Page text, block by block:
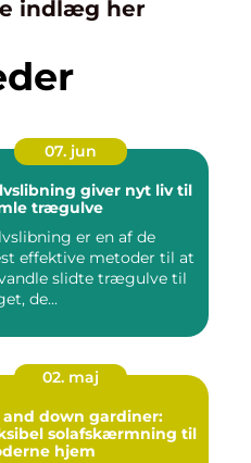
indlæg her
07. jun
giver nyt liv til
trægulve
er en af de
effektive metoder til at
slidte trægulve til
de...
02. maj
and down gardiner:
solafskærmning til
hjem